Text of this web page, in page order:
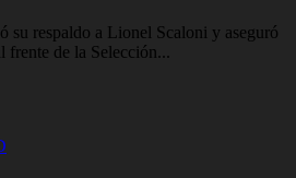
su respaldo a Lionel Scaloni y aseguró
frente de la Selección...